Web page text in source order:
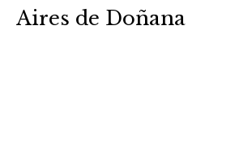
Aires de Doñana